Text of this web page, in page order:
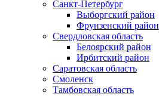
Санкт-Петербург
Выборгский район
Фрунзенский район
Свердловская область
Белоярский район
Ирбитский район
Саратовская область
Смоленск
Тамбовская область